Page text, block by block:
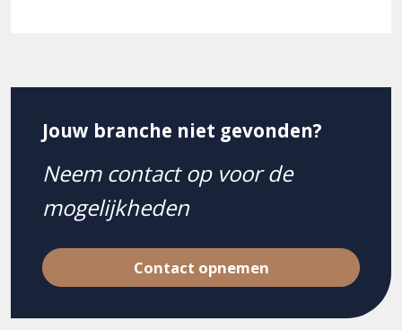
Jouw branche niet gevonden?
Neem contact op voor de
mogelijkheden
Contact opnemen